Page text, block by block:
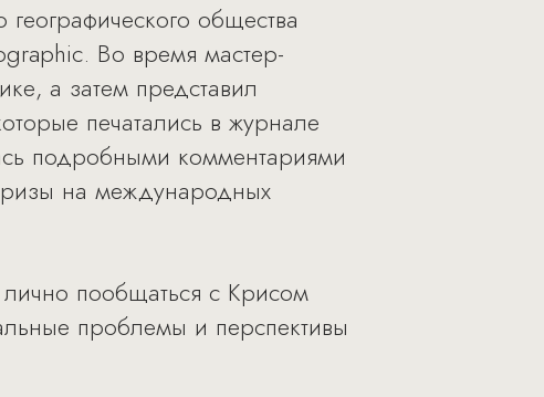
общества
Во время мастер-
а затем представил
печатались в журнале
подробными комментариями
на международных
пообщаться с Крисом
проблемы и перспективы